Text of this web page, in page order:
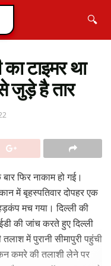
🔍
टाइमर था
जुड़े है तार
फिर नाकाम हो गई।
में बृहस्पतिवार दोपहर एक
मच गया। दिल्ली की
की जांच करते हुए दिल्ली
में पुरानी सीमापुरी पहुंची
कमरे की तलाशी लेने पर